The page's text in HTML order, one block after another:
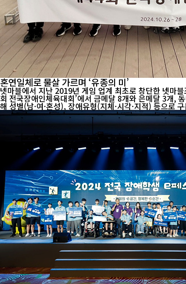
혼연일체로 물살 가르며 ‘유종의 미’
넷마블에서 지난 2019년 게임 업계 최초로 창단한 넷마블조정선수단이 올해 마
회 전국장애인체육대회’에서 금메달 8개와 은메달 3개, 동메달 2개를 목에 걸었다. 대한장애인체육회가 주최하고 경상남도와 도교육청, 도
해 성별(남·여·혼성), 장애유형(지체·시각·지적) 등으로